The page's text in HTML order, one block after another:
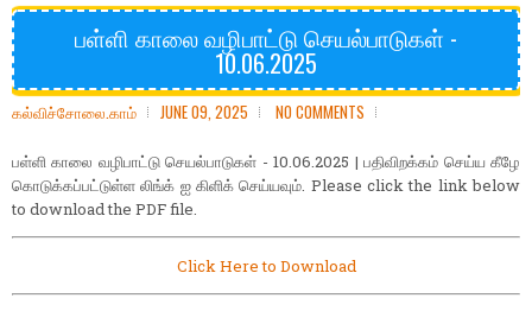
பள்ளி காலை வழிபாட்டு செயல்பாடுகள் -
10.06.2025
கல்விச்சோலை.காம் JUNE 09, 2025 NO COMMENTS
பள்ளி காலை வழிபாட்டு செயல்பாடுகள் - 10.06.2025 | பதிவிறக்கம் செய்ய கீழே
கொடுக்கப்பட்டுள்ள லிங்க் ஐ கிளிக் செய்யவும். Please click the link below
to download the PDF file.
Click Here to Download